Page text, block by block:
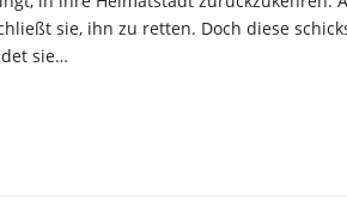
sie, ihn zu retten. Doch diese
sie…